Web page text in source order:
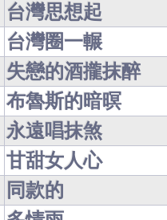
台灣思想起
台灣圈一輾
失戀的酒攏抹醉
布魯斯的暗暝
永遠唱抹煞
甘甜女人心
同款的